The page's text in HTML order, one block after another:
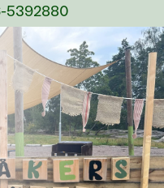
5392880